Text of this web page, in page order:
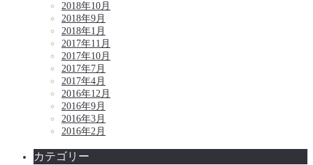
2018年10月
2018年9月
2018年1月
2017年11月
2017年10月
2017年7月
2017年4月
2016年12月
2016年9月
2016年3月
2016年2月
カテゴリー